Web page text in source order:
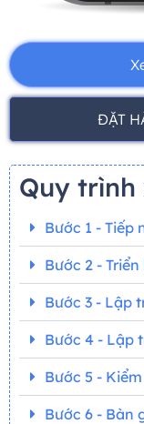
ĐẶT
Quy trình
Bước 1 - Tiếp
Bước 2 -
Bước 3 - Lập
Bước 4 - Lập
Bước 5 -
Bước 6 - Bàn